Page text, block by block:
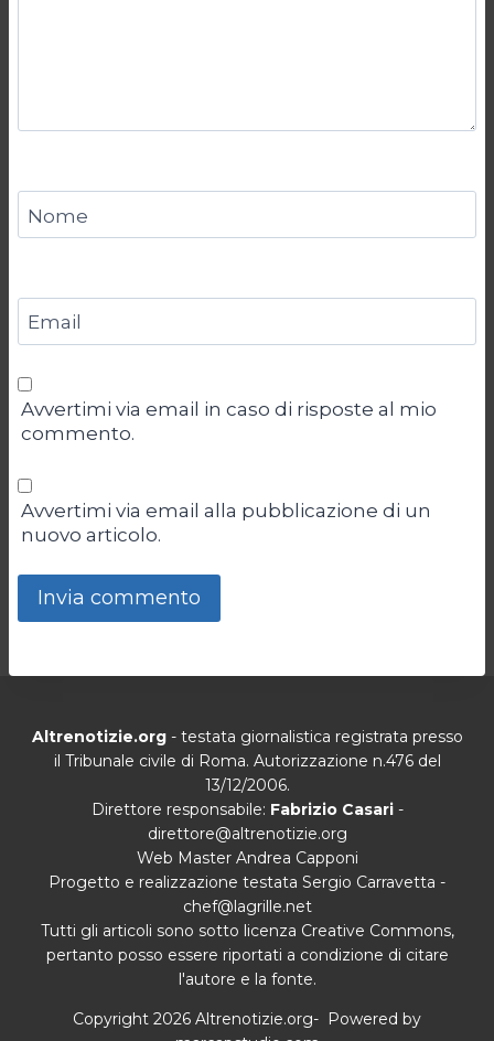
Nome
Email
Avvertimi via email in caso di risposte al mio
commento.
Avvertimi via email alla pubblicazione di un
nuovo articolo.
Altrenotizie.org- testata giornalistica registrata presso
il Tribunale civile di Roma. Autorizzazione n.476 del
13/12/2006.
Direttore responsabile: Fabrizio Casari-
direttore@altrenotizie.org
Web Master Andrea Capponi
Progetto e realizzazione testata Sergio Carravetta -
chef@lagrille.net
Tutti gli articoli sono sotto licenza Creative Commons,
pertanto posso essere riportati a condizione di citare
l'autore e la fonte.
Copyright 2026 Altrenotizie.org- Powered by